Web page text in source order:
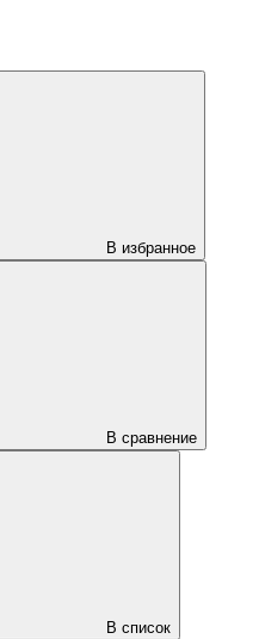
В избранное
В сравнение
В список